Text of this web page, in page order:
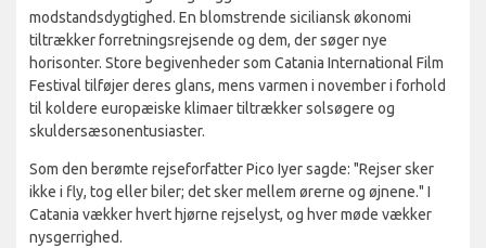
modstandsdygtighed. En blomstrende siciliansk økonomi
tiltrækker forretningsrejsende og dem, der søger nye
horisonter. Store begivenheder som Catania International Film
Festival tilføjer deres glans, mens varmen i november i forhold
til koldere europæiske klimaer tiltrækker solsøgere og
skuldersæsonentusiaster.
Som den berømte rejseforfatter Pico Iyer sagde: "Rejser sker
ikke i fly, tog eller biler; det sker mellem ørerne og øjnene." I
Catania vækker hvert hjørne rejselyst, og hver møde vækker
nysgerrighed.